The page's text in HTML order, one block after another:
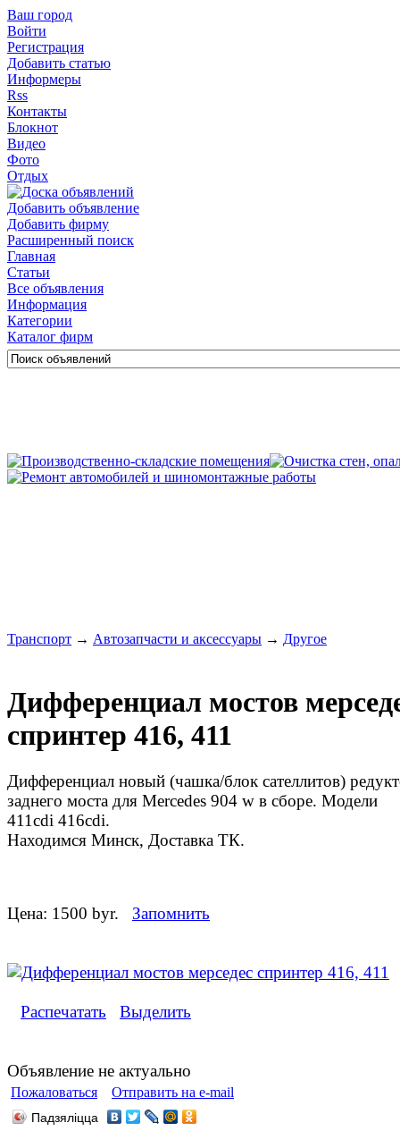
Ваш город
Войти
Регистрация
Добавить статью
Информеры
Rss
Контакты
Блокнот
Видео
Фото
Отдых
Добавить объявление
Добавить фирму
Расширенный поиск
Главная
Статьи
Все объявления
Информация
Категории
Каталог фирм
Транспорт → Автозапчасти и аксессуары → Другое
Дифференциал мостов
спринтер 416, 411
Дифференциал новый (чашка/блок сателлитов)
заднего моста для Mercedes 904 w в сборе. Модели
411cdi 416cdi.
Находимся Минск, Доставка ТК.
Цена: 1500 byr. Запомнить
Распечатать Выделить
Объявление не актуально
Пожаловаться Отправить на e-mail
Падзяліцца